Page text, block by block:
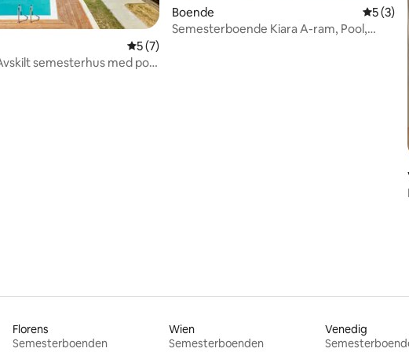
14 omdömen 5 av 5 i genomsnittligt betyg, 7 omdömen
5 (7)
semesterhus med pool
Boende 5 av 5 i
5 (3)
Semesterboende Kiara A-ram, Pool,
Florens
Semesterboenden
Wien
Semesterboenden
Venedig